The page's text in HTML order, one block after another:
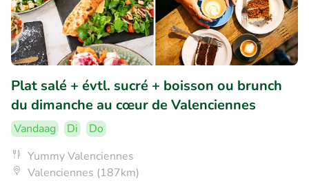
Plat salé + évtl. sucré + boisson ou brunch
du dimanche au cœur de Valenciennes
Vandaag Di
Do
Yummy Valenciennes
Valenciennes (187km)